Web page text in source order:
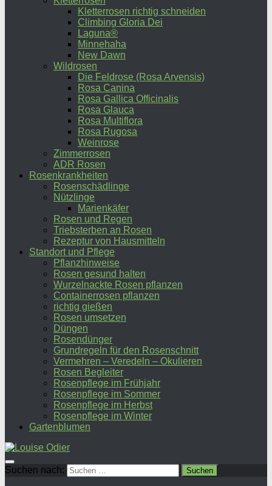
Kletterrosen richtig schneiden
Climbing Gloria Dei
Laguna®
Minnehaha
New Dawn
Wildrosen
Die Feldrose (Rosa Arvensis)
Rosa Canina
Rosa Gallica Officinalis
Rosa Glauca
Rosa Multiflora
Rosa Rugosa
Weinrose
Zimmerrosen
ADR Rosen
Rosenkrankheiten
Rosenschädlinge
Nützlinge
Marienkäfer
Rosen und Regen
Triebsterben an Rosen
Rezeptur von Hausmitteln
Standort und Pflege
Pflanzhinweise
Rosen gesund halten
Wurzelnackte Rosen pflanzen
Containerrosen pflanzen
richtig gießen
Rosen umsetzen
Düngen
Rosendünger
Grundregeln für den Rosenschnitt
Vermehren – Veredeln – Okulieren
Rosen Begleiter
Rosenpflege im Frühjahr
Rosenpflege im Sommer
Rosenpflege im Herbst
Rosenpflege im Winter
Gartenblumen
Suchen nach: